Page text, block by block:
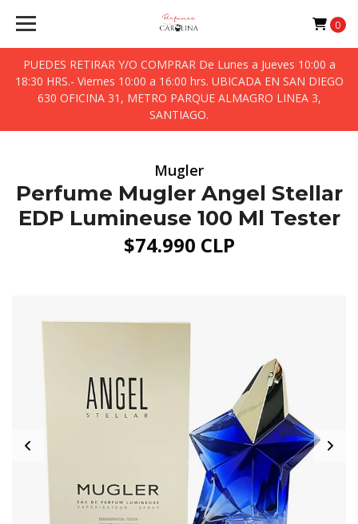
PUEDES RETIRAR Y/O COMPRAR De Lunes a Jueves 10:00 a
18:30 HRS.- Viernes 10:00 a 16:00 hrs. UBICADA EN SAN DIEGO
630 OFICINA 31, METRO PARQUE ALMAGRO LINEA 3,
SANTIAGO.
0
Mugler
Perfume Mugler Angel Stellar
EDP Lumineuse 100 Ml Tester
$74.990 CLP